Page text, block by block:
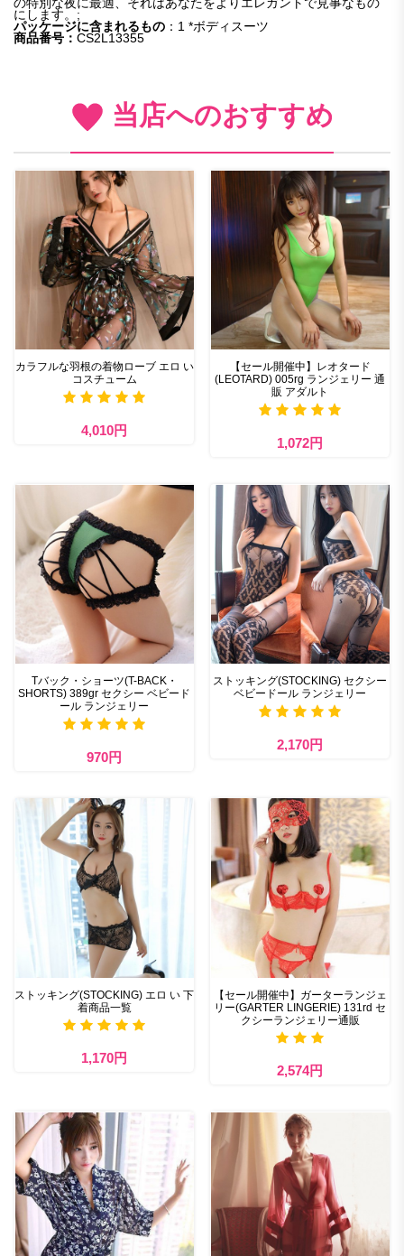
の特別な夜に最適、それはあなたをよりエレガントで見事なもの
にします。;
パッケージに含まれるもの ：1 *ボディスーツ
商品番号： CS2L13355
当店へのおすすめ
カラフルな羽根の着物ローブ エロ い
コスチューム
4,010円
【セール開催中】レオタード
(LEOTARD) 005rg ランジェリー 通
販 アダルト
1,072円
Tバック・ショーツ(T-BACK・
SHORTS) 389gr セクシー ベビード
ール ランジェリー
970円
ストッキング(STOCKING) セクシー
ベビードール ランジェリー
2,170円
ストッキング(STOCKING) エロ い 下
着商品一覧
1,170円
【セール開催中】ガーターランジェ
リー(GARTER LINGERIE) 131rd セ
クシーランジェリー通販
2,574円